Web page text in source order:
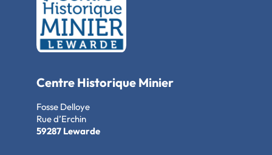
Centre Historique Minier
Fosse Delloye
Rue d’Erchin
59287 Lewarde